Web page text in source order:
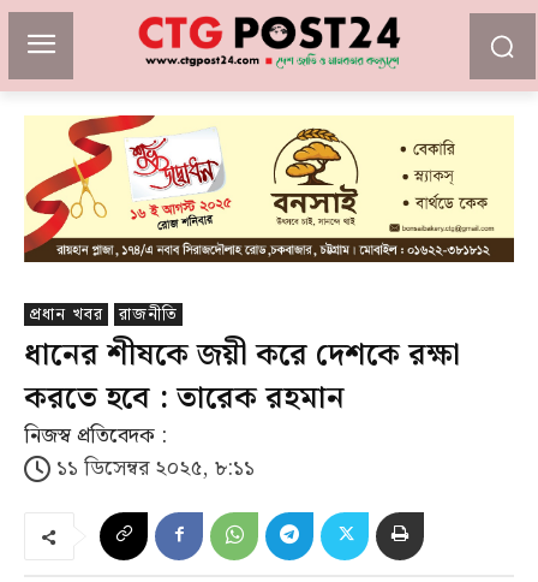
প্রধান খবর রাজনীতি
ধানের শীষকে জয়ী করে দেশকে রক্ষা
করতে হবে : তারেক রহমান
নিজস্ব প্রতিবেদক :
১১ ডিসেম্বর ২০২৫, ৮:১১